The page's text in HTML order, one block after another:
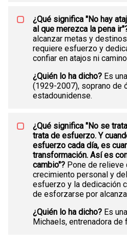
¿Qué significa "No hay
al que merezca la pena
alcanzar metas y
requiere esfuerzo y
confiar en atajos ni
¿Quién lo ha dicho? Es
(1929-2007), soprano de
estadounidense.
¿Qué significa "No se
trata de esfuerzo. Y
esfuerzo cada día, es
transformación. Así es
cambio"? Pone de relieve
crecimiento personal y
esfuerzo y la dedicación
de esforzarse por
¿Quién lo ha dicho? Es
Michaels, entrenadora de